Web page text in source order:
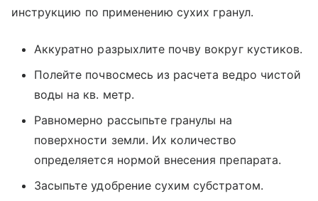
инструкцию по применению сухих гранул.
Аккуратно разрыхлите почву вокруг кустиков.
Полейте почвосмесь из расчета ведро чистой
воды на кв. метр.
Равномерно рассыпьте гранулы на
поверхности земли. Их количество
определяется нормой внесения препарата.
Засыпьте удобрение сухим субстратом.